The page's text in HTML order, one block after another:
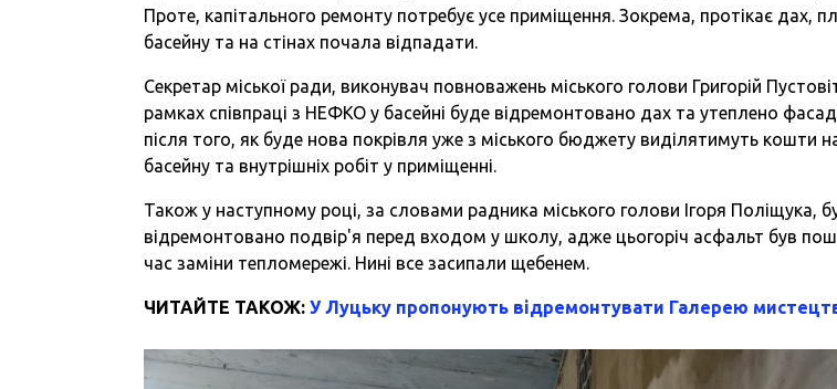
Проте, капітального ремонту потребує усе приміщення. Зокрема, протікає дах,
басейну та на стінах почала відпадати.
Секретар міської ради, виконувач повноважень міського голови Григорій
рамках співпраці з НЕФКО у басейні буде відремонтовано дах та утеплено
після того, як буде нова покрівля уже з міського бюджету виділятимуть кошти
басейну та внутрішніх робіт у приміщенні.
Також у наступному році, за словами радника міського голови Ігоря Поліщука,
відремонтовано подвір'я перед входом у школу, адже цьогоріч асфальт був
час заміни тепломережі. Нині все засипали щебенем.
ЧИТАЙТЕ ТАКОЖ:У Луцьку пропонують відремонтувати Галерею